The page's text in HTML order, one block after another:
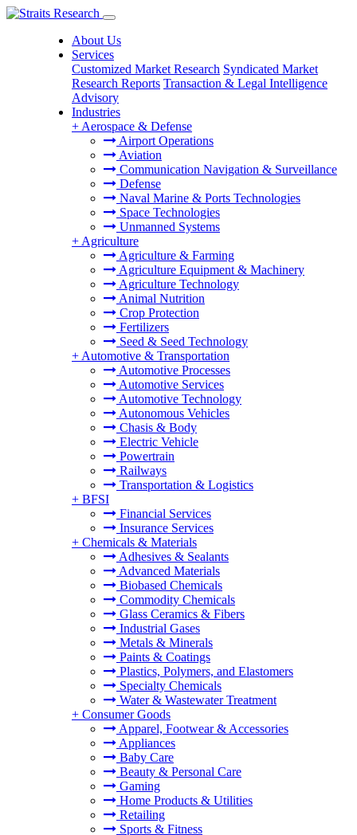
About Us
Services
Customized Market Research Syndicated Market
Research Reports Transaction & Legal Intelligence
Advisory
Industries
+ Aerospace & Defense
Airport Operations
Aviation
Communication Navigation & Surveillance
Defense
Naval Marine & Ports Technologies
Space Technologies
Unmanned Systems
+ Agriculture
Agriculture & Farming
Agriculture Equipment & Machinery
Agriculture Technology
Animal Nutrition
Crop Protection
Fertilizers
Seed & Seed Technology
+ Automotive & Transportation
Automotive Processes
Automotive Services
Automotive Technology
Autonomous Vehicles
Chasis & Body
Electric Vehicle
Powertrain
Railways
Transportation & Logistics
+ BFSI
Financial Services
Insurance Services
+ Chemicals & Materials
Adhesives & Sealants
Advanced Materials
Biobased Chemicals
Commodity Chemicals
Glass Ceramics & Fibers
Industrial Gases
Metals & Minerals
Paints & Coatings
Plastics, Polymers, and Elastomers
Specialty Chemicals
Water & Wastewater Treatment
+ Consumer Goods
Apparel, Footwear & Accessories
Appliances
Baby Care
Beauty & Personal Care
Gaming
Home Products & Utilities
Retailing
Sports & Fitness